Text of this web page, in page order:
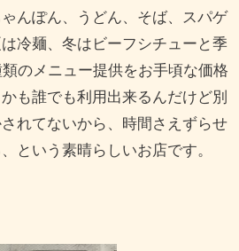
んぽん、うどん、そば、スパゲ
冷麺、冬はビーフシチューと季
のメニュー提供をお手頃な価格
も誰でも利用出来るんだけど別
れてないから、時間さえずらせ
という素晴らしいお店です。